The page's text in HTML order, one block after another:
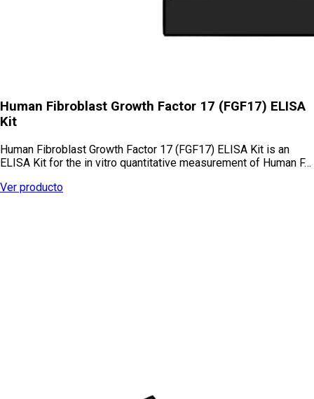
Human Fibroblast Growth Factor 17 (FGF17) ELISA
Kit
Human Fibroblast Growth Factor 17 (FGF17) ELISA Kit is an
ELISA Kit for the in vitro quantitative measurement of Human F…
Ver producto